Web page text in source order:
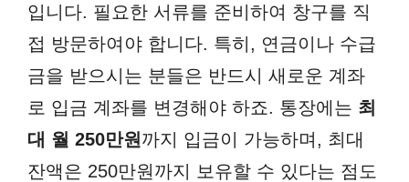
입니다. 필요한 서류를 준비하여 창구를 직
접 방문하여야 합니다. 특히, 연금이나 수급
금을 받으시는 분들은 반드시 새로운 계좌
로 입금 계좌를 변경해야 하죠. 통장에는 최
대 월 250만원 까지 입금이 가능하며, 최대
잔액은 250만원까지 보유할 수 있다는 점도